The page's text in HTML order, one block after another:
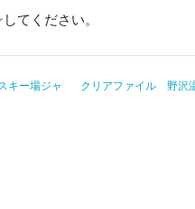
してください。
キー場ジャ
クリアファイル 野沢